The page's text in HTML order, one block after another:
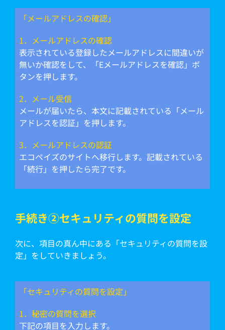
「メールアドレスの確認」
1．メールアドレスの確認
表示されている登録したメールアドレスに間違いが
無いか確認をして、「Eメールアドレスを確認」ボ
タンを押します。
2．メール受信
メールが届いたら、本文に記載されている「メール
アドレスを認証」を押します。
3．メールアドレスの認証
エコペイズのサイトへ移行します。記載されている
「続行」を押したら完了です。
手続き➁セキュリティの質問を設定
次に、項目の真ん中にある「セキュリティの質問を設
定」をしていきましょう。
「セキュリティの質問を設定」
1．秘密の質問を選択
下記の項目を入力します。